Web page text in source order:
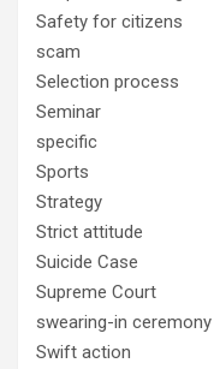
Safety for citizens
scam
Selection process
Seminar
specific
Sports
Strategy
Strict attitude
Suicide Case
Supreme Court
swearing-in ceremony
Swift action